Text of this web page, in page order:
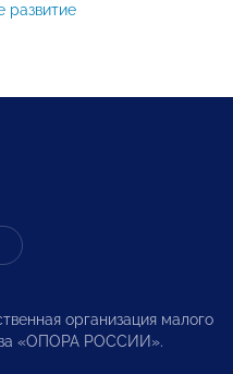
развитие
организация малого
«ОПОРА РОССИИ».